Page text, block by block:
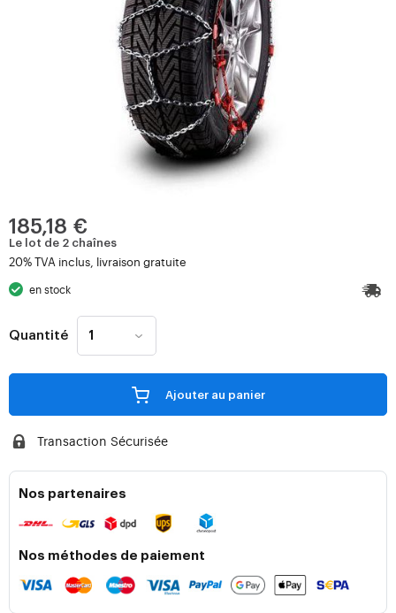
185,18 €
Le lot de 2 chaînes
20% TVA inclus, livraison gratuite
en stock
Quantité
Ajouter au panier
Transaction Sécurisée
Nos partenaires
Nos méthodes de paiement